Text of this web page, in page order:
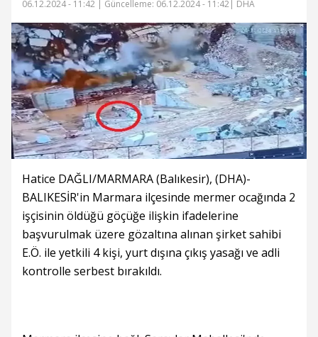
06.12.2024 - 11:42 | Güncelleme: 06.12.2024 - 11:42| DHA
Hatice DAĞLI/MARMARA (Balıkesir), (DHA)-
BALIKESİR'in Marmara ilçesinde mermer ocağında 2
işçisinin öldüğü göçüğe ilişkin ifadelerine
başvurulmak üzere gözaltına alınan şirket sahibi
E.Ö. ile yetkili 4 kişi, yurt dışına çıkış yasağı ve adli
kontrolle serbest bırakıldı.